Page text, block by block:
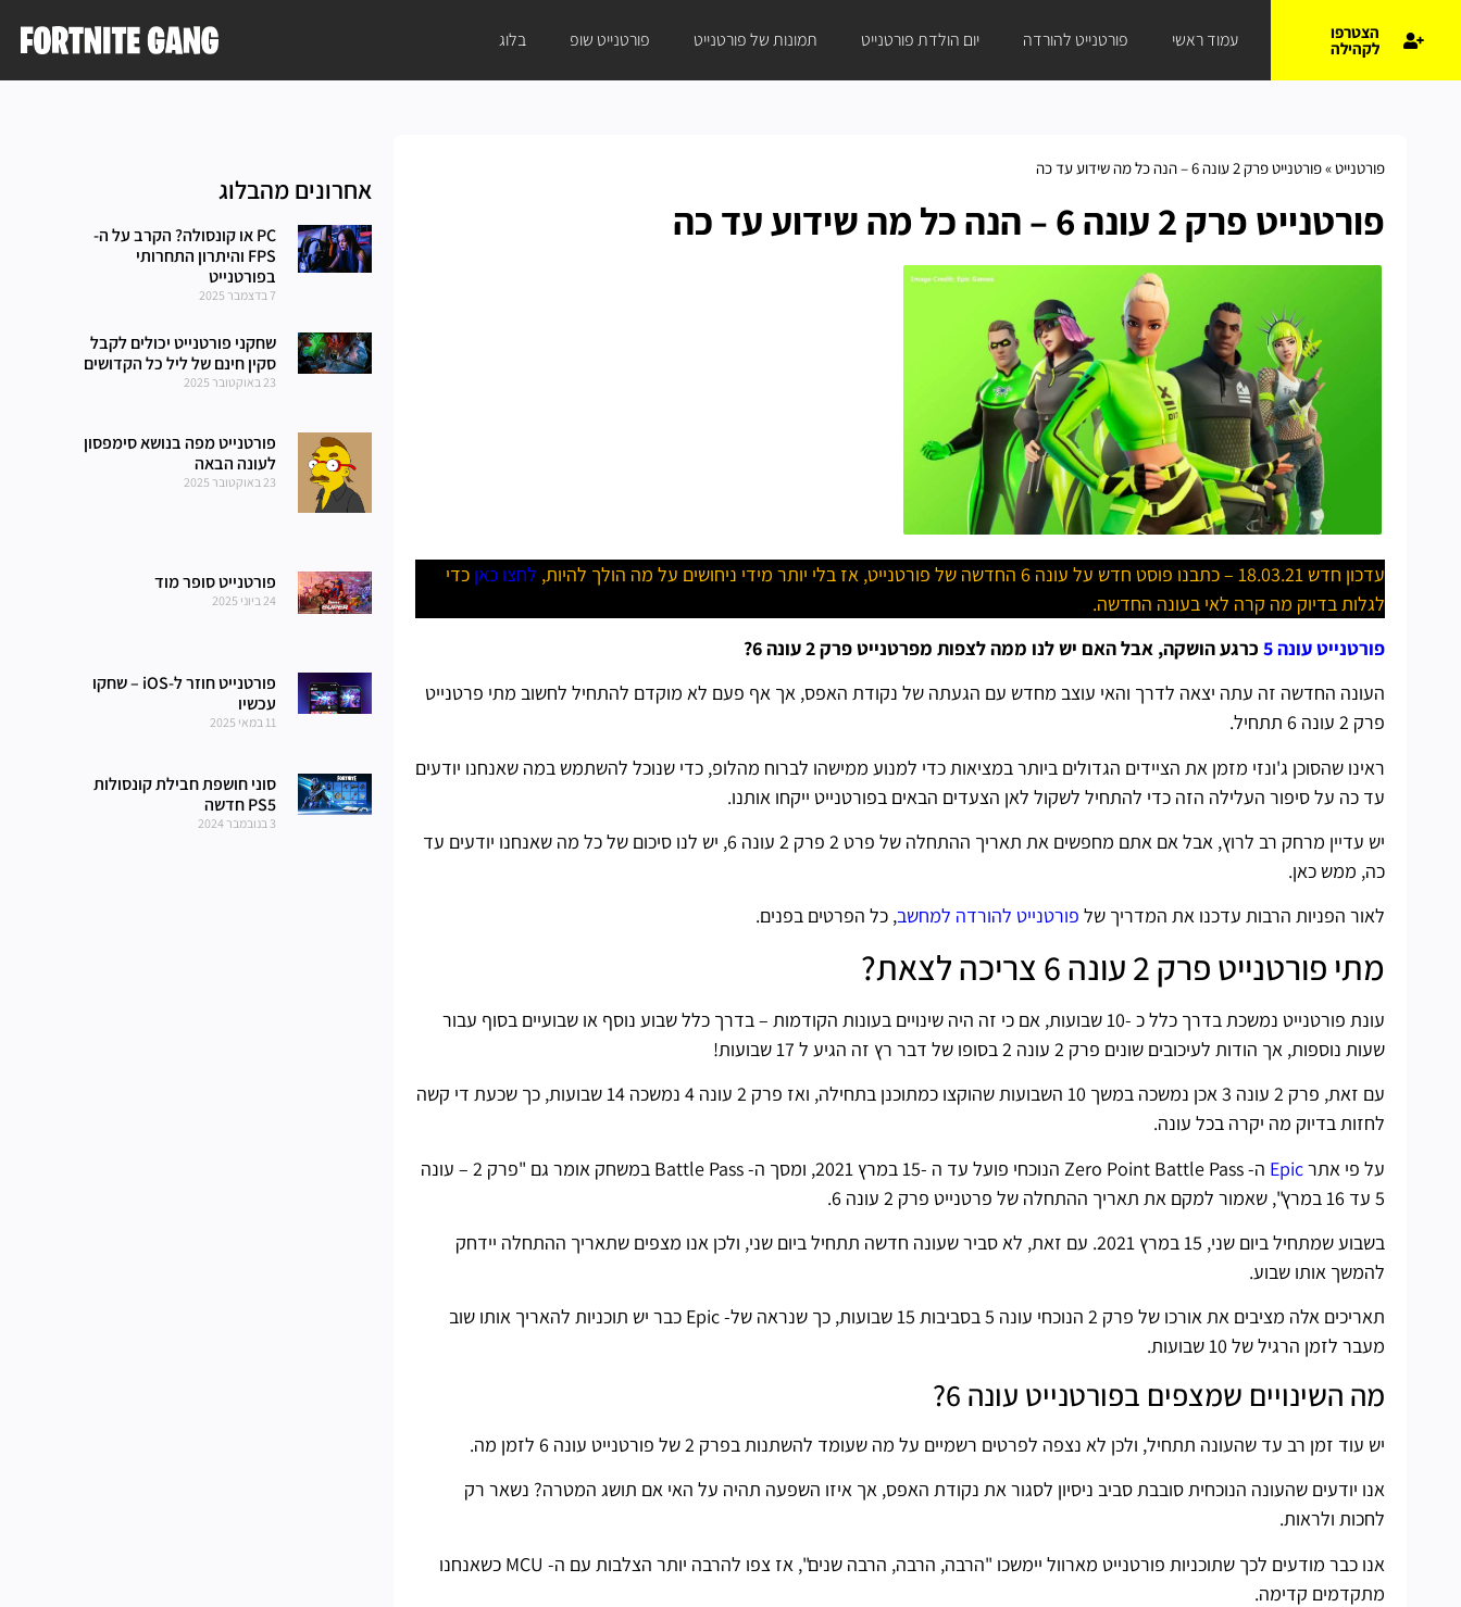
הצטרפו
לקהילה עמוד ראשי פורטנייט להורדה יום הולדת פורטנייט תמונות של פורטנייט פורטנייט שופ בלוג
פורטנייט»פורטנייט פרק 2 עונה 6 – הנה כל מה שידוע עד כה
פורטנייט פרק 2 עונה 6 – הנה כל מה שידוע עד כה
עדכון חדש 18.03.21 – כתבנו פוסט חדש על עונה 6 החדשה של פורטנייט, אז בלי יותר מידי ניחושים על מה הולך להיות, לחצו כאן כדי
לגלות בדיוק מה קרה לאי בעונה החדשה.
פורטנייט עונה 5
כרגע הושקה, אבל האם יש לנו ממה לצפות מפרטנייט פרק 2 עונה 6?
העונה החדשה זה עתה יצאה לדרך והאי עוצב מחדש עם הגעתה של נקודת האפס, אך אף פעם לא מוקדם להתחיל לחשוב מתי פרטנייט
פרק 2 עונה 6 תתחיל.
ראינו שהסוכן ג'ונזי מזמן את הציידים הגדולים ביותר במציאות כדי למנוע ממישהו לברוח מהלופ, כדי שנוכל להשתמש במה שאנחנו יודעים
עד כה על סיפור העלילה הזה כדי להתחיל לשקול לאן הצעדים הבאים בפורטנייט ייקחו אותנו.
יש עדיין מרחק רב לרוץ, אבל אם אתם מחפשים את תאריך ההתחלה של פרט 2 פרק 2 עונה 6, יש לנו סיכום של כל מה שאנחנו יודעים עד
כה, ממש כאן.
לאור הפניות הרבות עדכנו את המדריך של פורטנייט להורדה למחשב, כל הפרטים בפנים.
מתי פורטנייט פרק 2 עונה 6 צריכה לצאת?
עונת פורטנייט נמשכת בדרך כלל כ -10 שבועות, אם כי זה היה שינויים בעונות הקודמות – בדרך כלל שבוע נוסף או שבועיים בסוף עבור
שעות נוספות, אך הודות לעיכובים שונים פרק 2 עונה 2 בסופו של דבר רץ זה הגיע ל 17 שבועות!
עם זאת, פרק 2 עונה 3 אכן נמשכה במשך 10 השבועות שהוקצו כמתוכנן בתחילה, ואז פרק 2 עונה 4 נמשכה 14 שבועות, כך שכעת די קשה
לחזות בדיוק מה יקרה בכל עונה.
על פי אתרEpic
ה- Zero Point Battle Pass הנוכחי פועל עד ה -15 במרץ 2021, ומסך ה- Battle Pass במשחק אומר גם "פרק 2 – עונה
5 עד 16 במרץ", שאמור למקם את תאריך ההתחלה של פרטנייט פרק 2 עונה 6.
בשבוע שמתחיל ביום שני, 15 במרץ 2021. עם זאת, לא סביר שעונה חדשה תתחיל ביום שני, ולכן אנו מצפים שתאריך ההתחלה יידחק
להמשך אותו שבוע.
תאריכים אלה מציבים את אורכו של פרק 2 הנוכחי עונה 5 בסביבות 15 שבועות, כך שנראה של- Epic כבר יש תוכניות להאריך אותו שוב
מעבר לזמן הרגיל של 10 שבועות.
מה השינויים שמצפים בפורטנייט עונה 6?
יש עוד זמן רב עד שהעונה תתחיל, ולכן לא נצפה לפרטים רשמיים על מה שעומד להשתנות בפרק 2 של פורטנייט עונה 6 לזמן מה.
אנו יודעים שהעונה הנוכחית סובבת סביב ניסיון לסגור את נקודת האפס, אך איזו השפעה תהיה על האי אם תושג המטרה? נשאר רק
לחכות ולראות.
אנו כבר מודעים לכך שתוכניות פורטנייט מארוול יימשכו "הרבה, הרבה, הרבה שנים", אז צפו להרבה יותר הצלבות עם ה- MCU כשאנחנו
מתקדמים קדימה.
אחרונים מהבלוג
PC או קונסולה? הקרב על ה-
FPS והיתרון התחרותי
בפורטנייט
7 בדצמבר 2025
שחקני פורטנייט יכולים לקבל
סקין חינם של ליל כל הקדושים
23 באוקטובר 2025
פורטנייט מפה בנושא סימפסון
לעונה הבאה
23 באוקטובר 2025
פורטנייט סופר מוד
24 ביוני 2025
פורטנייט חוזר ל-iOS – שחקו
עכשיו
11 במאי 2025
סוני חושפת חבילת קונסולות
PS5 חדשה
3 בנובמבר 2024